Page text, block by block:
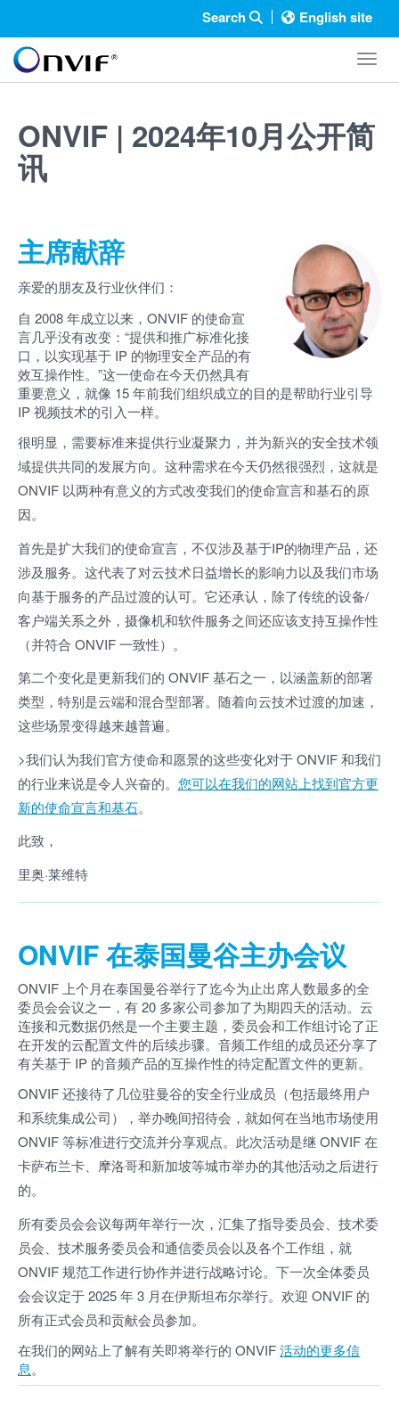
Search English site
ONVIF | 2024年10月公开简
讯
主席献辞
亲爱的朋友及行业伙伴们：
自 2008 年成立以来，ONVIF 的使命宣
言几乎没有改变：“提供和推广标准化接
口，以实现基于 IP 的物理安全产品的有
效互操作性。”这一使命在今天仍然具有
重要意义，就像 15 年前我们组织成立的目的是帮助行业引导
IP 视频技术的引入一样。
很明显，需要标准来提供行业凝聚力，并为新兴的安全技术领
域提供共同的发展方向。这种需求在今天仍然很强烈，这就是
ONVIF 以两种有意义的方式改变我们的使命宣言和基石的原
因。
首先是扩大我们的使命宣言，不仅涉及基于IP的物理产品，还
涉及服务。这代表了对云技术日益增长的影响力以及我们市场
向基于服务的产品过渡的认可。它还承认，除了传统的设备/
客户端关系之外，摄像机和软件服务之间还应该支持互操作性
（并符合 ONVIF 一致性）。
第二个变化是更新我们的 ONVIF 基石之一，以涵盖新的部署
类型，特别是云端和混合型部署。随着向云技术过渡的加速，
这些场景变得越来越普遍。
>我们认为我们官方使命和愿景的这些变化对于 ONVIF 和我们
的行业来说是令人兴奋的。 您可以在我们的网站上找到官方更
新的使命宣言和基石。
此致，
里奥·莱维特
ONVIF 在泰国曼谷主办会议
ONVIF 上个月在泰国曼谷举行了迄今为止出席人数最多的全
委员会会议之一，有 20 多家公司参加了为期四天的活动。云
连接和元数据仍然是一个主要主题，委员会和工作组讨论了正
在开发的云配置文件的后续步骤。音频工作组的成员还分享了
有关基于 IP 的音频产品的互操作性的待定配置文件的更新。
ONVIF 还接待了几位驻曼谷的安全行业成员（包括最终用户
和系统集成公司），举办晚间招待会，就如何在当地市场使用
ONVIF 等标准进行交流并分享观点。此次活动是继 ONVIF 在
卡萨布兰卡、摩洛哥和新加坡等城市举办的其他活动之后进行
的。
所有委员会会议每两年举行一次，汇集了指导委员会、技术委
员会、技术服务委员会和通信委员会以及各个工作组，就
ONVIF 规范工作进行协作并进行战略讨论。下一次全体委员
会会议定于 2025 年 3 月在伊斯坦布尔举行。欢迎 ONVIF 的
所有正式会员和贡献会员参加。
在我们的网站上了解有关即将举行的 ONVIF活动的更多信
息。